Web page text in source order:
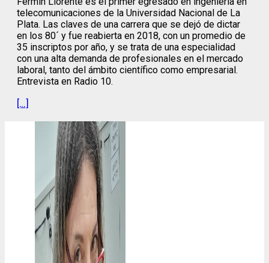
telecomunicaciones de la Universidad Nacional de La
Plata. Las claves de una carrera que se dejó de dictar
en los 80´ y fue reabierta en 2018, con un promedio de
35 inscriptos por año, y se trata de una especialidad
con una alta demanda de profesionales en el mercado
laboral, tanto del ámbito científico como empresarial.
Entrevista en Radio 10.
[…]